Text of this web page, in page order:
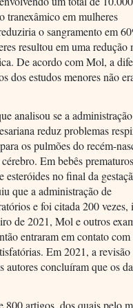
tranexâmico em mulheres
o sangramento em
resultou em uma redução
De acordo com Mol, a
dos estudos menores não
analisou se a
reduz problemas
os pulmões do recém-
Em bebês
esteróides no final da
que a administração de
e foi citada 200 vezes,
de 2021, Mol e outros
entraram em contato com
Em 2021, a
autores concluíram que os
artigos, dos quais pelo